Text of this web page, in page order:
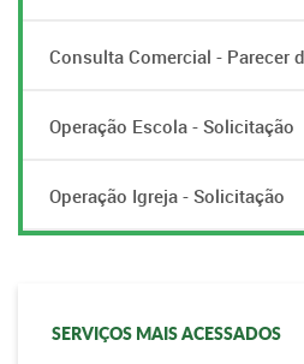
Consulta Comercial - Parecer
Operação Escola - Solicitação
Operação Igreja - Solicitação
SERVIÇOS MAIS ACESSADOS